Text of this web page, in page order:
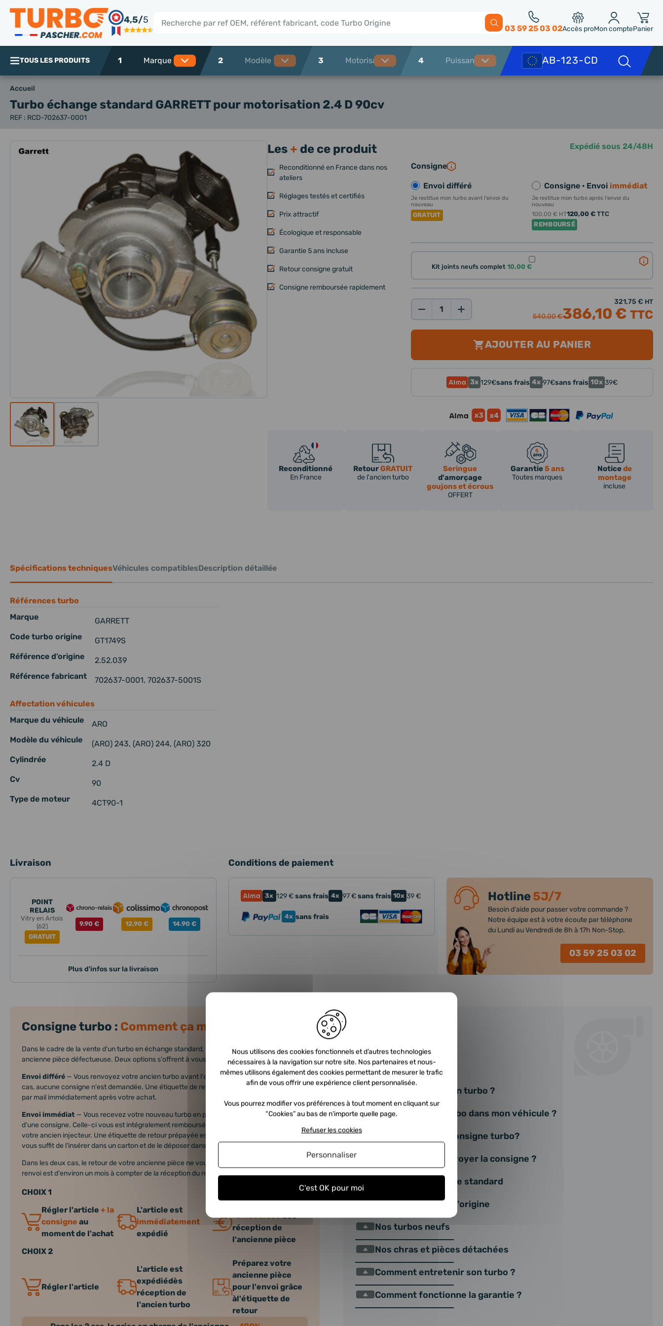
4,5/5
Rechercher 03 59 25 03 02Accès proMon comptePanier
TOUS LES PRODUITS 1 2 3 4
Accueil
Turbo échange standard GARRETTpour motorisation 2.4 D 90cv
REF : RCD-702637-0001
Les+ de ce produit
Reconditionné en France dans nos
ateliers
Réglages testés et certifiés
Prix attractif
Écologique et responsable
Garantie 5 ans incluse
Retour consigne gratuit
Consigne remboursée rapidement
Expédié sous 24/48H
Consigne
Envoi différé
Je restitue mon turbo avant l'envoi du
nouveau
GRATUIT
Consigne · Envoi immédiat
Je restitue mon turbo après l'envoi du
nouveau
100,00 € HT120,00 € TTC
REMBOURSÉ
Kit joints neufs complet10,00 €
540,00 €
321,75 € HT
386,10 € TTC
AJOUTER AU PANIER
3x 129€sans frais 4x 97€sans frais 10x 39€
Reconditionné
En France
RetourGRATUIT
de l'ancien turbo
Seringue
d'amorçage
goujons et écrous
OFFERT
Garantie5 ans
Toutes marques
Noticede
montage
incluse
Spécifications techniquesVéhicules compatiblesDescription détaillée
Références turbo
Marque
GARRETT
Code turbo origine GT1749S
Référence d’origine 2.52.039
Référence fabricant 702637-0001, 702637-5001S
Affectation véhicules
Marque du véhicule
ARO
Modèle du véhicule (ARO) 243, (ARO) 244, (ARO) 320
Cylindrée 2.4 D
Cv 90
Type de moteur 4CT90-1
Livraison
POINT
RELAIS
Vitry en Artois
(62)
GRATUIT
9.90 € 12.90 € 14.90 €
Plus d'infos sur la livraison
Conditions de paiement
3x 129€sans frais 4x 97€sans frais 10x 39€
4x sans frais
Hotline5J/7
Besoin d'aide pour passer votre commande ?
Notre équipe est à votre écoute par téléphone
du Lundi au Vendredi de 8h à 17h Non-Stop.
03 59 25 03 02
Consigne turbo : Comment ça marche ?
Dans le cadre de la vente d'un turbo en échange standard, vous devez nous retourner votre
ancienne pièce défectueuse. Deux options s'offrent à vous :
Envoi différé — Vous renvoyez votre ancien turbo avant l'expédition du nouveau. Dans ce
cas, aucune consigne n'est demandée. Une étiquette de retour prépayée vous est envoyée
par mail immédiatement après votre achat.
Envoi immédiat — Vous recevez votre nouveau turbo en premier, moyennant le versement
d'une consigne. Celle-ci vous est intégralement remboursée dans les 24h à réception de
votre ancien injecteur. Une étiquette de retour prépayée est incluse dans votre colis — il
vous suffit de l'insérer dans un carton et de le déposer dans n'importe quel bureau de poste.
Dans les deux cas, le retour de votre ancienne pièce ne vous coûte rien. Le délai indicatif de
renvoi est d'environ un mois à compter de la réception du nouveau turbo.
CHOIX 1
Régler l'article + la
consigne au
moment de l'achat
L'article est
immédiatement
expédié
rembourséedès
réception de
l'ancienne pièce
CHOIX 2
Régler l'article
L'article est
expédiédès
réception de
l'ancien turbo
Préparez votre
ancienne pièce
pour l'envoi grâce
àl'étiquette de
retour
FAQ TURBO
Comment choisir un turbo ?
Où se trouve le turbo dans mon véhicule ?
Qu’est ce qu’une consigne turbo?
Comment nous envoyer la consigne ?
Nos turbos échange standard
Nos turbos neufs d'origine
Nos turbos neufs
Nos chras et pièces détachées
Comment entretenir son turbo ?
Comment fonctionne la garantie ?
Panneau de gestion des cookies
Nous utilisons des cookies fonctionnels et d’autres technologies
nécessaires à la navigation sur notre site. Nos partenaires et nous-
mêmes utilisons également des cookies permettant de mesurer le trafic
afin de vous offrir une expérience client personnalisée.
Vous pourrez modifier vos préférences à tout moment en cliquant sur
“Cookies” au bas de n'importe quelle page.
C'est OK pour moi
Refuser les cookies
Personnaliser